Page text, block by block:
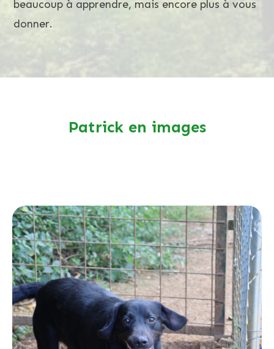
beaucoup à apprendre, mais encore plus à vous
donner.
Patrick en images